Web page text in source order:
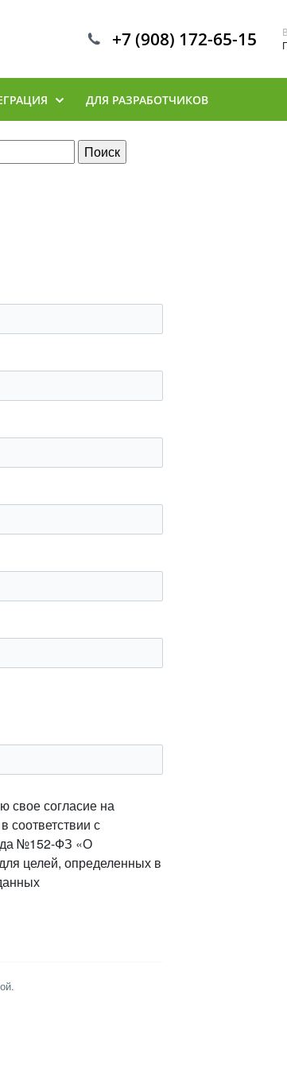
+7 (908) 172-65-15
ДЛЯ РАЗРАБОТЧИКОВ
свое согласие на
соответствии с
№152-ФЗ «О
целей, определенных в